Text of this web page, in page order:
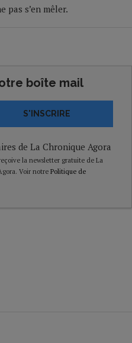
s’en mêler.
boîte mail
S'INSCRIRE
de La Chronique Agora
la newsletter gratuite de La
Voir notre Politique de